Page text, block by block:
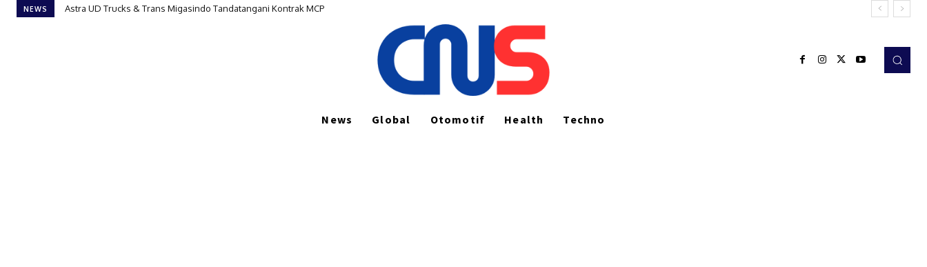
NEWS Astra UD Trucks & Trans Migasindo Tandatangani Kontrak MCP
News Global Otomotif Health Techno